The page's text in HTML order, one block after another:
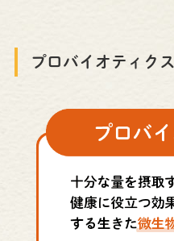
プロバイオティクス